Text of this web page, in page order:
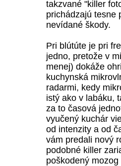
takzvané "killer
prichádzajú tesne
nevídané škody.
Pri blútúte je pri
jedno, pretože v
menej) dokáže
kuchynská
radarmi, kedy
istý ako v labáku,
za to časová
vyučený kuchár
od intenzity a od
vám predali nový
podobné killer
poškodený